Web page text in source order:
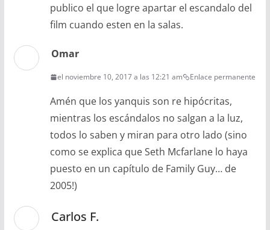
publico el que logre apartar el escandalo del
film cuando esten en la salas.
Omar
el noviembre 10, 2017 a las 12:21 am Enlace permanente
Amén que los yanquis son re hipócritas,
mientras los escándalos no salgan a la luz,
todos lo saben y miran para otro lado (sino
como se explica que Seth Mcfarlane lo haya
puesto en un capítulo de Family Guy… de
2005!)
Carlos F.